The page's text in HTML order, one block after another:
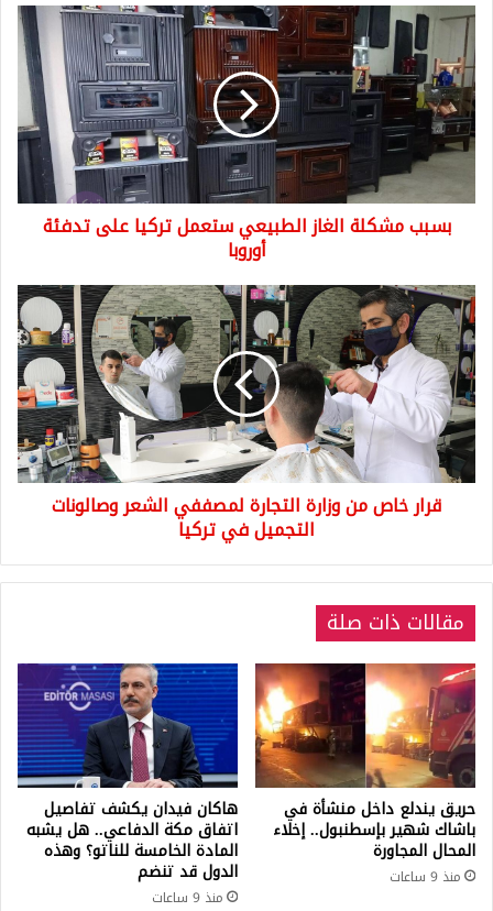
بسبب
مشكلة
الغاز
الطبيعي
ستعمل
تركيا
على
تدفئة
أوروبا
بسبب مشكلة الغاز الطبيعي ستعمل تركيا على تدفئة
أوروبا
قرار
خاص
من
وزارة
التجارة
لمصففي
الشعر
وصالونات
التجميل
قرار خاص من وزارة التجارة لمصففي الشعر وصالونات
التجميل في تركيا
مقالات ذات صلة
حريق يندلع داخل منشأة في
باشاك شهير بإسطنبول.. إخلاء
المحال المجاورة
منذ 9 ساعات
هاكان فيدان يكشف تفاصيل
اتفاق مكة الدفاعي.. هل يشبه
المادة الخامسة للناتو؟ وهذه
الدول قد تنضم
منذ 9 ساعات